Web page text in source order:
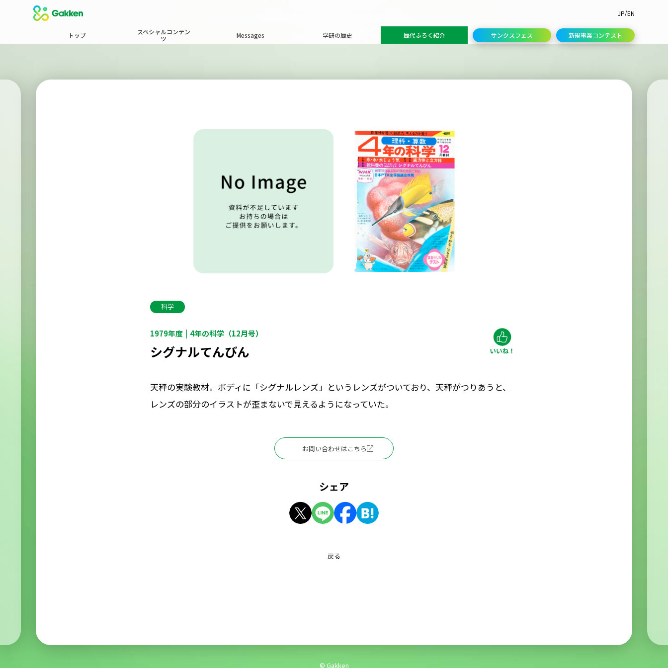
JP/EN
トップ
スペシャルコンテン
ツ
Messages 学研の歴史 歴代ふろく紹介 サンクスフェス 新規事業コンテスト
科学
1979年度 4年の科学（12月号）
シグナルてんびん
天秤の実験教材。ボディに「シグナルレンズ」というレンズがついており、天秤がつりあうと、
レンズの部分のイラストが歪まないで見えるようになっていた。
お問い合わせはこちら
シェア
戻る
© Gakken